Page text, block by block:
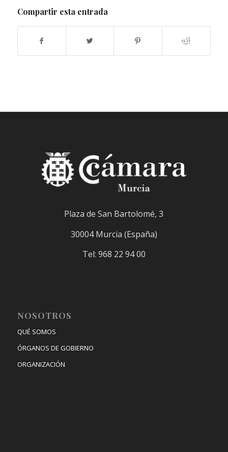
Compartir esta entrada
Plaza de San Bartolomé, 3
30004 Murcia (España)
Tel: 968 22 94 00
NOSOTROS
QUÉ SOMOS
ÓRGANOS DE GOBIERNO
ORGANIZACIÓN